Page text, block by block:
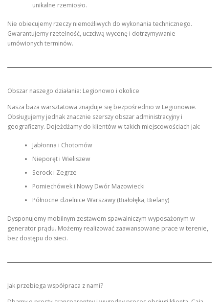
unikalne rzemiosło.
Nie obiecujemy rzeczy niemożliwych do wykonania technicznego.
Gwarantujemy rzetelność, uczciwą wycenę i dotrzymywanie
umówionych terminów.
Obszar naszego działania: Legionowo i okolice
Nasza baza warsztatowa znajduje się bezpośrednio w Legionowie.
Obsługujemy jednak znacznie szerszy obszar administracyjny i
geograficzny. Dojeżdżamy do klientów w takich miejscowościach jak:
Jabłonna i Chotomów
Nieporęt i Wieliszew
Serock i Zegrze
Pomiechówek i Nowy Dwór Mazowiecki
Północne dzielnice Warszawy (Białołęka, Bielany)
Dysponujemy mobilnym zestawem spawalniczym wyposażonym w
generator prądu. Możemy realizować zaawansowane prace w terenie,
bez dostępu do sieci.
Jak przebiega współpraca z nami?